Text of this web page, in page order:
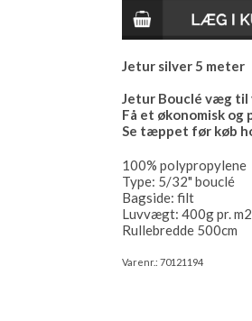
Jetur silver 5 meter
Jetur Bouclé væg
Få et økonomisk
Se tæppet før køb
100% polypropylene
Type: 5/32" bouclé
Bagside: filt
Luvvægt: 400g pr. m2
Rullebredde 500cm
Varenr.: 70121194